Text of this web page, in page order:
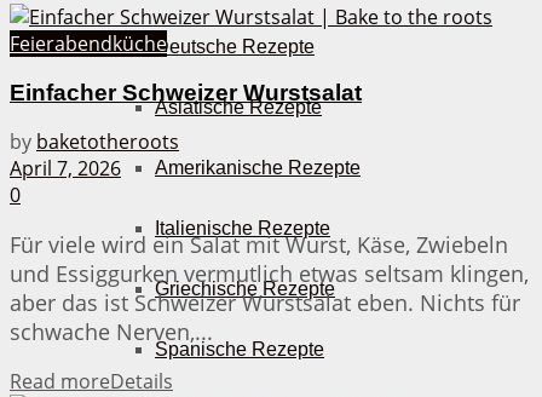
Deutsche Rezepte
Asiatische Rezepte
Amerikanische Rezepte
Italienische Rezepte
Griechische Rezepte
Spanische Rezepte
Feierabendküche
Einfacher Schweizer Wurstsalat
by baketotheroots
April 7, 2026
0
Für viele wird ein Salat mit Wurst, Käse, Zwiebeln
und Essiggurken vermutlich etwas seltsam klingen,
aber das ist Schweizer Wurstsalat eben. Nichts für
schwache Nerven,...
Read moreDetails